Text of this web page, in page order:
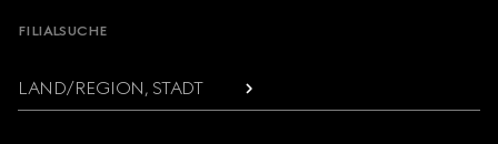
FILIALSUCHE
LAND/REGION, STADT